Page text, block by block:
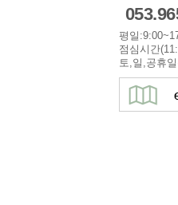
평일
점심시간
토,일,공휴